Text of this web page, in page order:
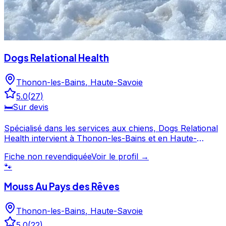
Dogs Relational Health
Thonon-les-Bains, Haute-Savoie
5.0(27)
🛏️Sur devis
Spécialisé dans les services aux chiens, Dogs Relational
Health intervient à Thonon-les-Bains et en Haute-
sur 27 avis, Dogs Relational Health fait partie des
professionnels canins les mieux notés de Thonon-les-
directement depuis sa fiche. Dogs Relational Health est
Bains. Noté 5/5 ⭐⭐⭐⭐⭐ sur Google Maps avec 27 avis.
Fiche non revendiquéeVoir le profil →
🐾
Mouss Au Pays des Rêves
Thonon-les-Bains, Haute-Savoie